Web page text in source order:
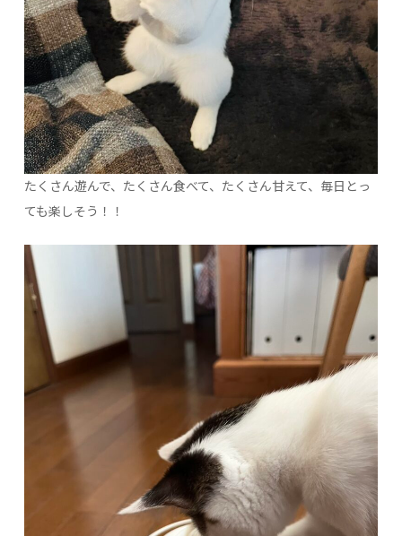
たくさん遊んで、たくさん食べて、たくさん甘えて、毎日とっ
ても楽しそう！！